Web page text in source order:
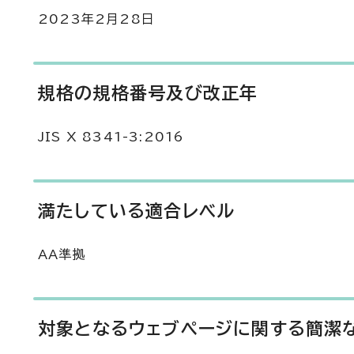
2023年2月28日
規格の規格番号及び改正年
JIS X 8341-3:2016
満たしている適合レベル
AA準拠
対象となるウェブページに関する簡潔